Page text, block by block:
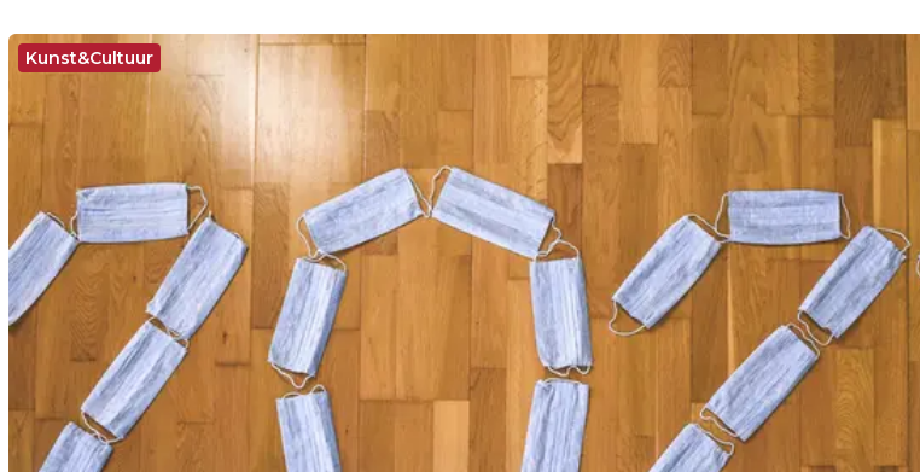
Kunst&Cultuur